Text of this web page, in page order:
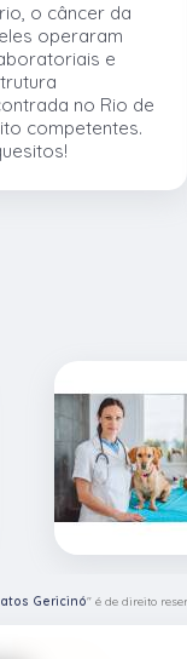
o câncer da
operaram
e
no Rio de
competentes.
Gericinó" é de direito